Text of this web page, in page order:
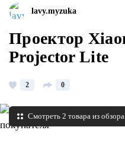
lavy.myzuka
Проектор
Projector Lite
2 0
Смотреть 2 товара из обзора